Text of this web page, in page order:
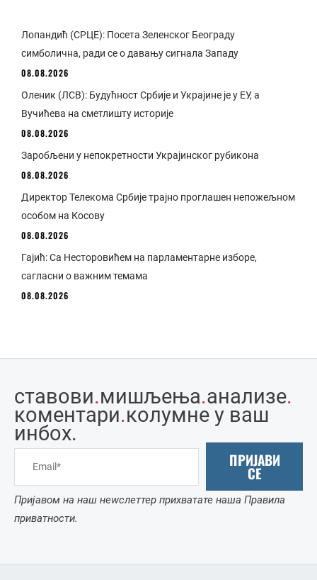
Лопандић (СРЦЕ): Посета Зеленског Београду
симболична, ради се о давању сигнала Западу
08.08.2026
Оленик (ЛСВ): Будућност Србије и Украјине је у ЕУ, а
Вучићева на сметлишту историје
08.08.2026
Заробљени у непокретности Украјинског рубикона
08.08.2026
Директор Телекома Србије трајно проглашен непожељном
особом на Косову
08.08.2026
Гајић: Са Несторовићем на парламентарне изборе,
сагласни о важним темама
08.08.2026
ставови.мишљења.анализе.
коментари.колумне у ваш
инбоx.
ПРИЈАВИ
СЕ
Пријавом на наш неwслеттер прихватате наша Правила
приватности.